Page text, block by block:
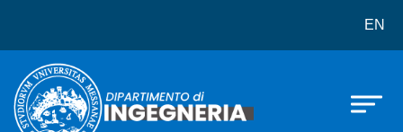
EN